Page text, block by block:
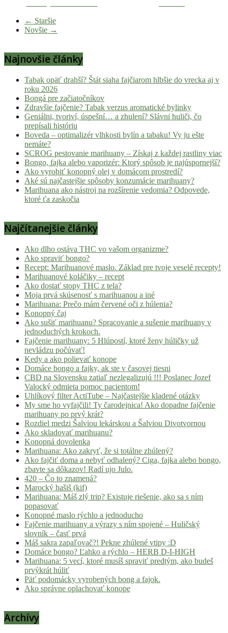
novinky
konopnej
najlepší
chill-
out,
stoner
tipy
lifestyle.
Klikni
nalaď
pohodu.
← Staršie
Novšie →
Najnovšie články
Tabak opäť drahší? Štát siaha fajčiarom hlbšie do vrecka aj v
roku 2026
Bongá pre začiatočníkov
Zdravšie fajčenie? Tabak verzus aromatické bylinky
Geniálni, tvoriví, úspešní… a zhulení? Slávni huliči, čo
prepísali históriu
Boveda – optimalizér vlhkosti bylín a tabaku! Vy ju ešte
nemáte?
SCROG pestovanie marihuany – Získaj z každej rastliny viac
Bongo, fajka alebo vaporizér: Ktorý spôsob je najúspornejší?
Ako vyrobiť konopný olej v domácom prostredí?
Aké sú najčastejšie spôsoby konzumácie marihuany?
Marihuana ako nástroj na rozšírenie vedomia? Odpovede,
ktoré ťa zaskočia
Najčítanejšie články
Ako dlho ostáva THC vo vašom organizme?
Ako spraviť bongo?
Recept: Marihuanové maslo. Základ pre tvoje veselé recepty!
Marihuanové koláčiky – recept
Ako dostať stopy THC z tela?
Moja prvá skúsenosť s marihuanou a iné
Marihuana: Prečo mám červené oči z húlenia?
Konopný čaj
Ako sušiť marihuanu? Spracovanie a sušenie marihuany v
jednoduchých krokoch.
Fajčenie marihuany: 5 Hlúpostí, ktoré ženy húličky už
nevládzu počúvať!
Kedy a ako polievať konope
Domáce bongo a fajky, ak ste v časovej tiesni
CBD na Slovensku zatiaľ nezlegalizujú !!! Poslanec Jozef
Valocký odmieta pomoc pacientom!
Uhlíkový filter ActiTube – Najčastejšie kladené otázky
My sme ho vyfajčili! Ty čarodejnica! Ako dopadne fajčenie
marihuany po prvý krát?
Rozdiel medzi Šalviou lekárskou a Šalviou Divotvornou
Ako skladovať marihuanu?
Konopná dovolenka
Marihuana: Ako zakryť, že si totálne zhúlený?
Ako fajčiť doma a nebyť odhalený? Ciga, fajka alebo bongo,
zbavte sa dôkazov! Radí ujo Julo.
420 – Čo to znamená?
Marocký hašiš (kif)
Marihuana: Máš zlý trip? Existuje riešenie, ako sa s ním
popasovať
Konopné maslo rýchlo a jednoducho
Fajčenie marihuany a výrazy s ním spojené – Huličský
slovník – časť prvá
Máš sakra zapaľovač?! Pekne zhúlené vtipy :D
Domáce bongo? Ľahko a rýchlo – HERB D-I-HIGH
Marihuana: 5 vecí, ktoré musíš spraviť predtým, ako budeš
prvýkrát húliť
Päť podomácky vyrobených bong a fajok.
Ako správne oplachovať konope
Archívy